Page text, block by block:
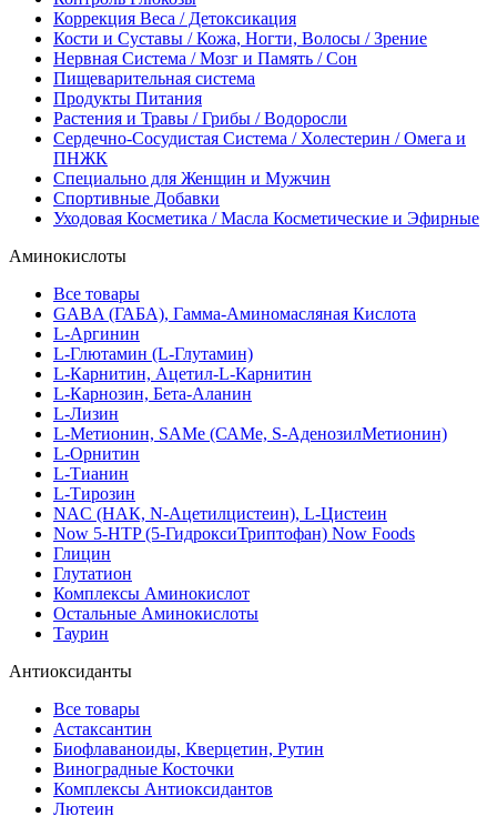
Коррекция Веса / Детоксикация
Кости и Суставы / Кожа, Ногти, Волосы / Зрение
Нервная Система / Мозг и Память / Сон
Пищеварительная система
Продукты Питания
Растения и Травы / Грибы / Водоросли
Сердечно-Сосудистая Система / Холестерин / Омега и
ПНЖК
Специально для Женщин и Мужчин
Спортивные Добавки
Уходовая Косметика / Масла Косметические и Эфирные
Аминокислоты
Все товары
GABA (ГАБА), Гамма-Аминомасляная Кислота
L-Аргинин
L-Глютамин (L-Глутамин)
L-Карнитин, Ацетил-L-Карнитин
L-Карнозин, Бета-Аланин
L-Лизин
L-Метионин, SAMe (САМе, S-АденозилМетионин)
L-Орнитин
L-Тианин
L-Тирозин
NAC (НАК, N-Ацетилцистеин), L-Цистеин
Now 5-HTP (5-ГидроксиТриптофан) Now Foods
Глицин
Глутатион
Комплексы Аминокислот
Остальные Аминокислоты
Таурин
Антиоксиданты
Все товары
Астаксантин
Биофлаваноиды, Кверцетин, Рутин
Виноградные Косточки
Комплексы Антиоксидантов
Лютеин